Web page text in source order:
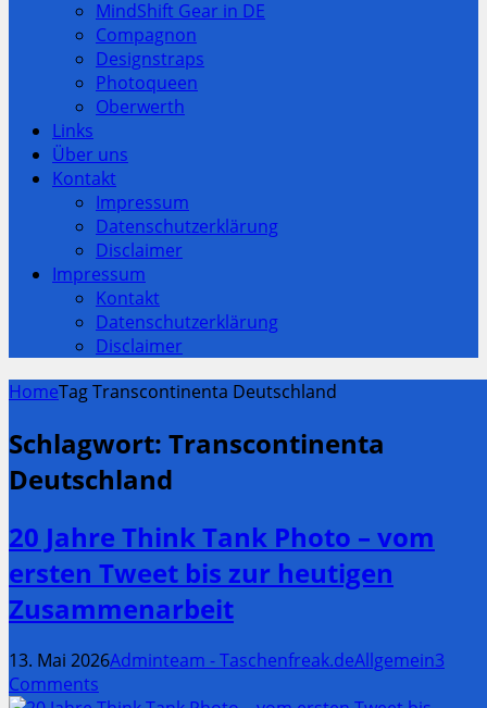
MindShift Gear in DE
Compagnon
Designstraps
Photoqueen
Oberwerth
Links
Über uns
Kontakt
Impressum
Datenschutzerklärung
Disclaimer
Impressum
Kontakt
Datenschutzerklärung
Disclaimer
HomeTag Transcontinenta Deutschland
Schlagwort: Transcontinenta
Deutschland
20 Jahre Think Tank Photo – vom
ersten Tweet bis zur heutigen
Zusammenarbeit
13. Mai 2026Adminteam - Taschenfreak.deAllgemein3
Comments